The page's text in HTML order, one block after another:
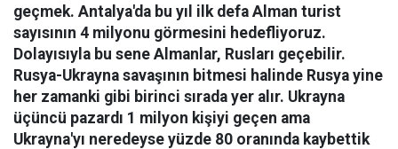
geçmek. Antalya'da bu yıl ilk defa Alman turist
sayısının 4 milyonu görmesini hedefliyoruz.
Dolayısıyla bu sene Almanlar, Rusları geçebilir.
Rusya-Ukrayna savaşının bitmesi halinde Rusya yine
her zamanki gibi birinci sırada yer alır. Ukrayna
üçüncü pazardı 1 milyon kişiyi geçen ama
Ukrayna'yı neredeyse yüzde 80 oranında kaybettik